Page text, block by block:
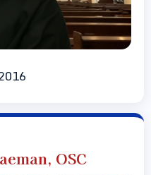
OSC